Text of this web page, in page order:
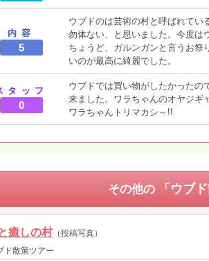
内容
5
ウブドのは芸術の村と呼ばれてい
勿体ない、と思いました。今度は
ちょうど、ガルンガンと言うお祭
いのが最高に綺麗でした。
タッフ
0
ウブドでは買い物がしたかったの
来ました。ワラちゃんのオヤジギ
ワラちゃんトリマカシ～!!
その他の 「 ウブ
癒しの村 （投稿写真）
ド散策ツアー